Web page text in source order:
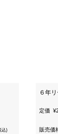
込)
６年
定価
販売価